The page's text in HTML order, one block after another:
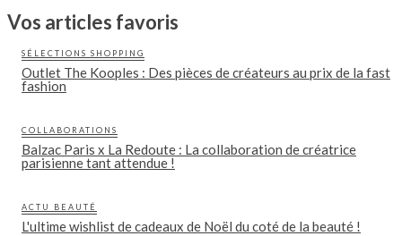
Vos articles favoris
SÉLECTIONS SHOPPING
Outlet The Kooples : Des pièces de créateurs au prix de la fast
fashion
COLLABORATIONS
Balzac Paris x La Redoute : La collaboration de créatrice
parisienne tant attendue !
ACTU BEAUTÉ
L'ultime wishlist de cadeaux de Noël du coté de la beauté !